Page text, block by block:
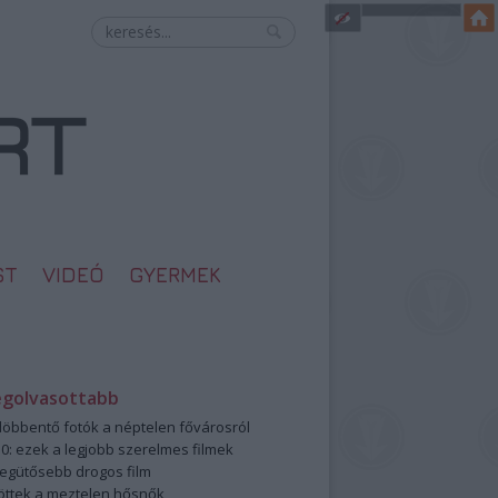
VIDEÓ GYERMEK
fotók a néptelen fővárosról
ezek a legjobb szerelmes filmek
drogos film
a meztelen hősnők